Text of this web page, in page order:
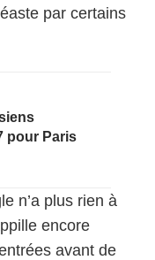
par certains
pour Paris
n’a plus rien à
encore
avant de